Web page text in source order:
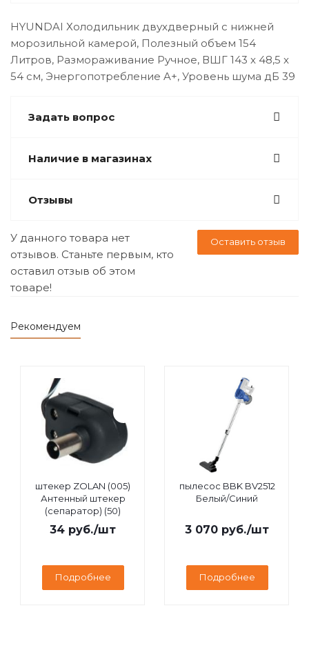
HYUNDAI Холодильник двухдверный с нижней
морозильной камерой, Полезный объем 154
Литров, Размораживание Ручное, ВШГ 143 x 48,5 x
54 см, Энергопотребление A+, Уровень шума дБ 39
Задать вопрос
Наличие в магазинах
Отзывы
Оставить отзыв
У данного товара нет
отзывов. Станьте первым, кто
оставил отзыв об этом
товаре!
Рекомендуем
штекер ZOLAN (005)
Антенный штекер
(сепаратор) (50)
34 руб./шт
Подробнее
пылесос BBK BV2512
Белый/Синий
3 070 руб./шт
Подробнее